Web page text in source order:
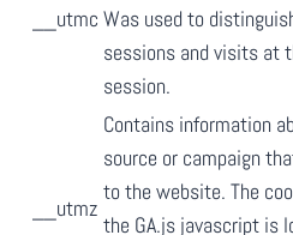
__utmc Was used to
sessions and visits at
session.
__utmz
Contains information
source or campaign
to the website. The
the GA.js javascript is